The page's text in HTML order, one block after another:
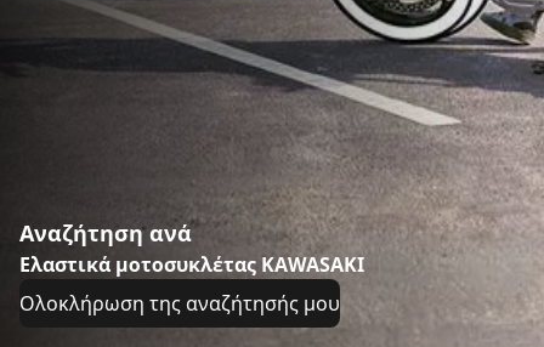
Αναζήτηση ανά
Ελαστικά μοτοσυκλέτας KAWASAKI
Ολοκλήρωση της αναζήτησής μου